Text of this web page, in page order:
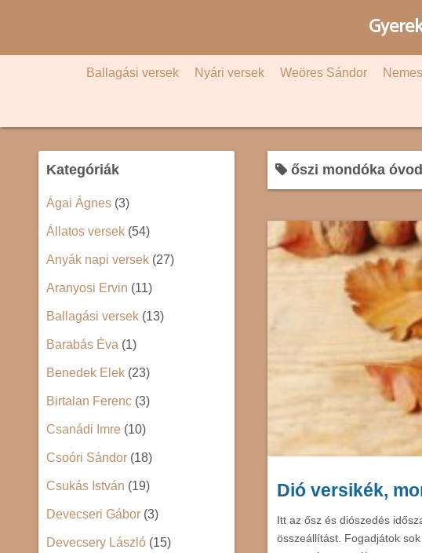
c
Ballagási versek Nyári versek Weöres Sándor
őszi mondóka
Dió versikék,
Itt az ősz és diószedés
összeállítást. Fogadjátok
Kategóriák
Ágai Ágnes (3)
Állatos versek (54)
Anyák napi versek (27)
Aranyosi Ervin (11)
Ballagási versek (13)
Barabás Éva (1)
Benedek Elek (23)
Birtalan Ferenc (3)
Csanádi Imre (10)
Csoóri Sándor (18)
Csukás István (19)
Devecseri Gábor (3)
Devecsery László (15)